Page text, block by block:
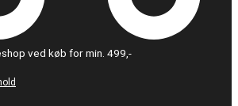
ved køb for min. 499,-